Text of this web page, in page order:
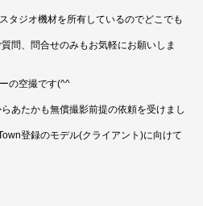
タジオ機材を所有しているのでどこでも
問、問合せのみもお気軽にお願いしま
の空撮です(^^
あたかも無償撮影前提の依頼を受けまし
登録のモデル(クライアント)に向けて